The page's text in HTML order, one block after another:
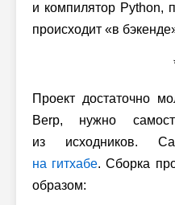
и компилятор Python,
происходит «в
Проект достаточно
Berp, нужно
из исходников.
на гитхабе. Сборка
образом: